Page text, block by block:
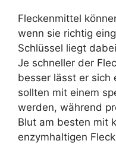
Fleckenmittel
wenn sie richtig
Schlüssel liegt
Je schneller der
besser lässt er sich
sollten mit einem
werden, während
Blut am besten mit
enzymhaltigen